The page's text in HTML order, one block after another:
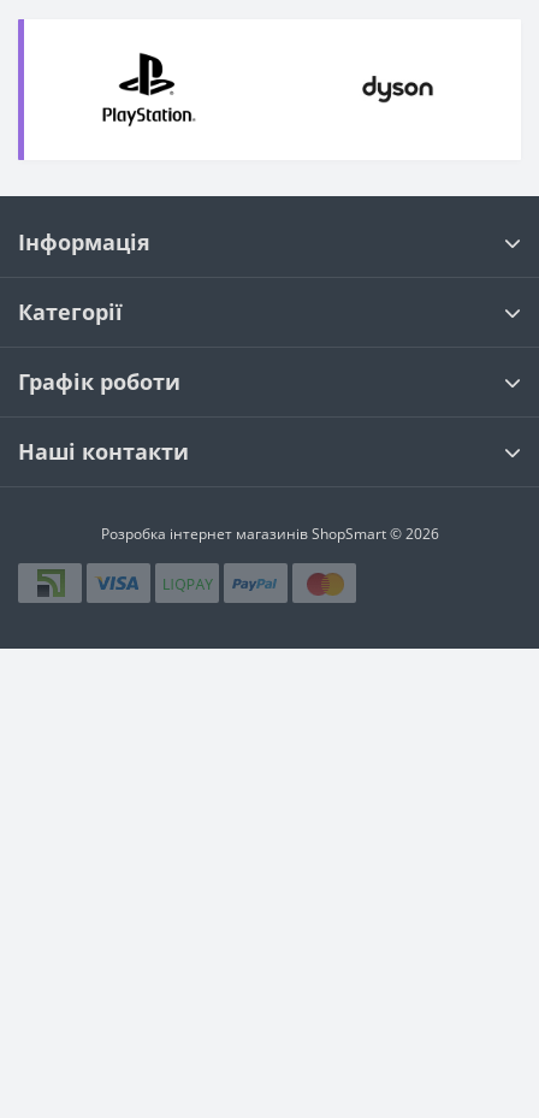
Інформація
Категорії
Графік роботи
Наші контакти
Розробка інтернет магазинівShopSmart © 2026